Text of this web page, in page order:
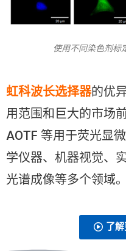
使用不同染色剂标
虹科波长选择器的优
用范围和巨大的市场
AOTF 等用于荧光显
学仪器、机器视觉、
光谱成像等多个领域。
了